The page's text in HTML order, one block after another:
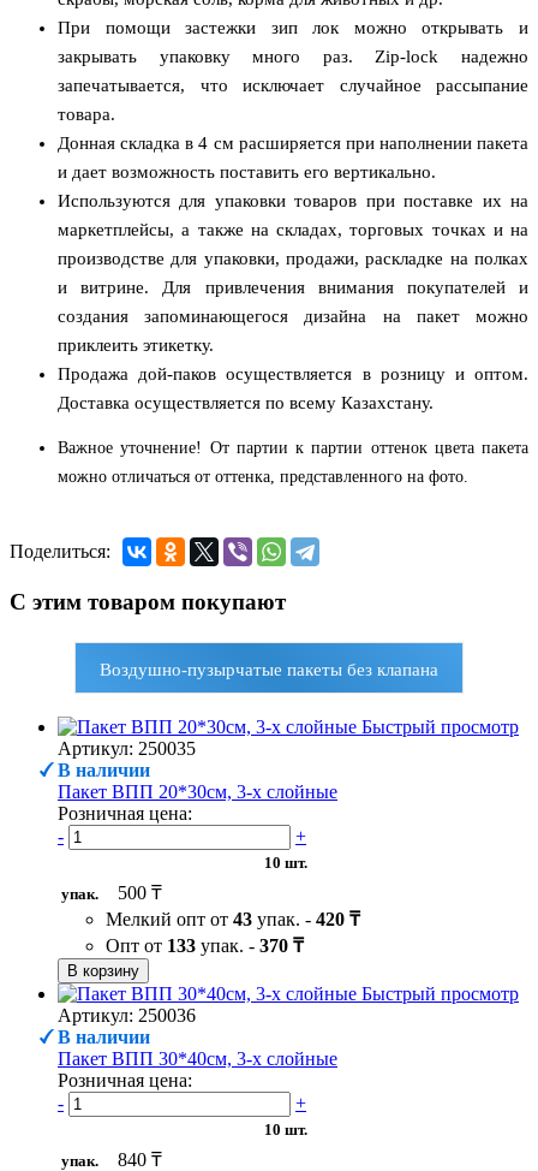
При помощи застежки зип лок можно открывать и
закрывать упаковку много раз. Zip-lock надежно
запечатывается, что исключает случайное рассыпание
товара.
Донная складка в 4 см расширяется при наполнении пакета
и дает возможность поставить его вертикально.
Используются для упаковки товаров при поставке их на
маркетплейсы, а также на складах, торговых точках и на
производстве для упаковки, продажи, раскладке на полках
и витрине. Для привлечения внимания покупателей и
создания запоминающегося дизайна на пакет можно
приклеить этикетку.
Продажа дой-паков осуществляется в розницу и оптом.
Доставка осуществляется по всему Казахстану.
Важное уточнение! От партии к партии оттенок цвета пакета
можно отличаться от оттенка, представленного на фото.
Поделиться:
С этим товаром покупают
Воздушно-пузырчатые пакеты без клапана
Быстрый просмотр
Артикул: 250035
В наличии
Пакет ВПП 20*30см, 3-х слойные
Розничная цена:
-
+
10 шт.
упак.
500 ₸
Мелкий опт от 43 упак. - 420 ₸
Опт от 133 упак. - 370 ₸
В корзину
Быстрый просмотр
Артикул: 250036
В наличии
Пакет ВПП 30*40см, 3-х слойные
Розничная цена:
-
+
10 шт.
упак.
840 ₸